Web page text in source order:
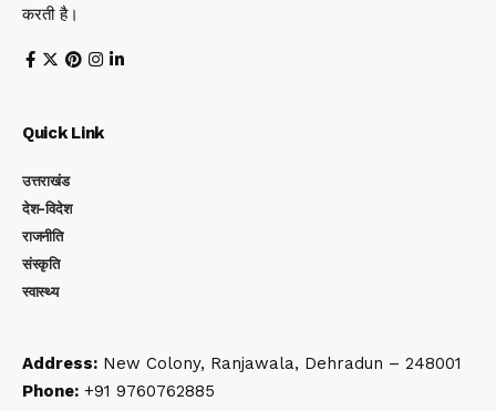
करती है।
Quick Link
उत्तराखंड
देश-विदेश
राजनीति
संस्कृति
स्वास्थ्य
Address: New Colony, Ranjawala, Dehradun – 248001
Phone: +91 9760762885